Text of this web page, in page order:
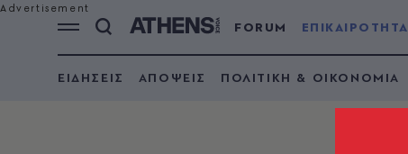
FORUM ΕΠΙΚΑΙΡΟΤΗΤΑ
ΕΙΔΗΣΕΙΣ ΑΠΟΨΕΙΣ ΠΟΛΙΤΙΚΗ & ΟΙΚΟΝΟΜΙΑ